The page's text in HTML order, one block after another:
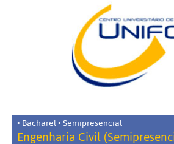
• Bacharel • Semipresencial
Engenharia Civil